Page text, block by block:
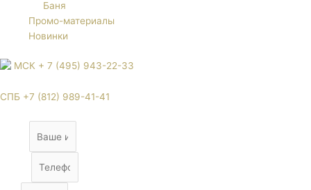
Баня
Промо-материалы
Новинки
МСК + 7 (495) 943-22-33
СПБ +7 (812) 989-41-41